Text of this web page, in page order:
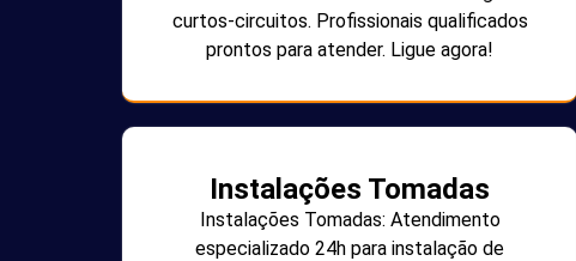
curtos-circuitos. Profissionais qualificados
prontos para atender. Ligue agora!
Instalações Tomadas
Instalações Tomadas: Atendimento
especializado 24h para instalação de